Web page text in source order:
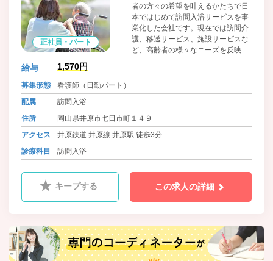
正社員・パート
者の方々の希望を叶えるかたちで日
本ではじめて訪問入浴サービスを事
業化した会社です。現在では訪問介
護、移送サービス、施設サービスな
ど、高齢者の様々なニーズを反映し
給与 1,570円
募集形態
看護師（日勤パート）
配属
訪問入浴
住所
岡山県井原市七日市町１４９
アクセス
井原鉄道 井原線 井原駅 徒歩3分
診療科目
訪問入浴
キープする この求人の詳細